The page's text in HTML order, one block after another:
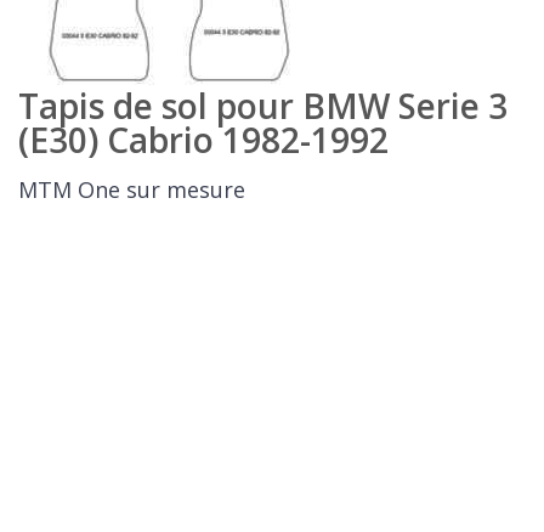
Tapis de sol pour BMW Serie 3
(E30) Cabrio 1982-1992
MTM One sur mesure